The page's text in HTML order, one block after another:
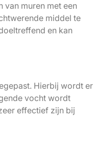
van muren met een
middel te
en kan
Hierbij wordt er
vocht wordt
effectief zijn bij